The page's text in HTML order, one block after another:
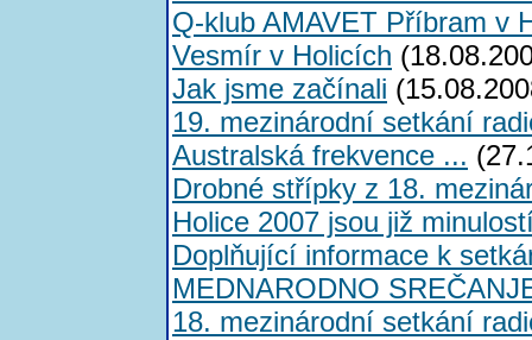
Q-klub AMAVET Příbram v
Vesmír v Holicích
Jak jsme začínali
19. mezinárodní setkání
Australská frekvence ...
Drobné střípky z 18.
Holice 2007 jsou již
Doplňující informace k
MEDNARODNO
18. mezinárodní setkání